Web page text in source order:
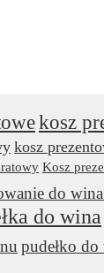
kosz
kosz
Kosz
do
do wina
pudełko